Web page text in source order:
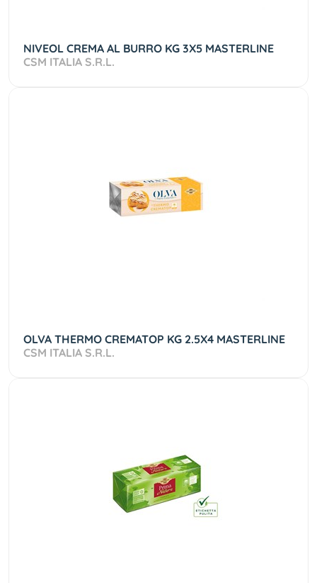
NIVEOL CREMA AL BURRO KG 3X5 MASTERLINE
CSM ITALIA S.R.L.
OLVA THERMO CREMATOP KG 2.5X4 MASTERLINE
CSM ITALIA S.R.L.